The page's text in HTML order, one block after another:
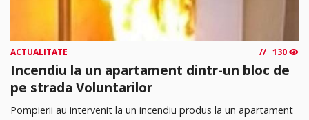
ACTUALITATE 130
Incendiu la un apartament dintr-un bloc de
pe strada Voluntarilor
Pompierii au intervenit la un incendiu produs la un apartament